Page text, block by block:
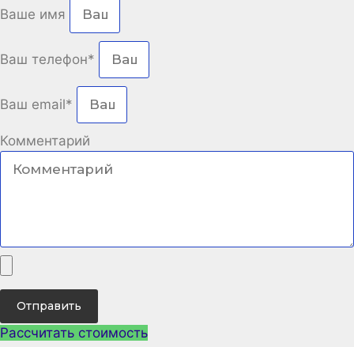
Ваше имя
Ваш телефон*
Ваш email*
Комментарий
Отправить
Рассчитать стоимость